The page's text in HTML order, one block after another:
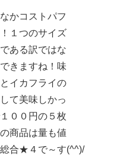
かコストパフ
１つのサイズ
ある訳ではな
きますね！味
イカフライの
て美味しかっ
００円の５枚
商品は量も値
合★４で～す(^^)/